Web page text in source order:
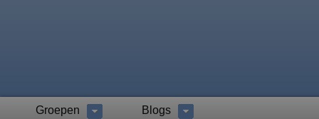
Groepen Blogs